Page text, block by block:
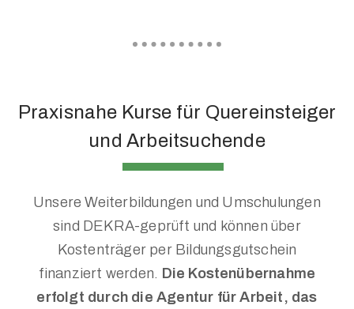
Praxisnahe Kurse für Quereinsteiger
und Arbeitsuchende
Unsere Weiterbildungen und Umschulungen
sind DEKRA-geprüft und können über
Kostenträger per Bildungsgutschein
finanziert werden. Die Kostenübernahme
erfolgt durch die Agentur für Arbeit, das